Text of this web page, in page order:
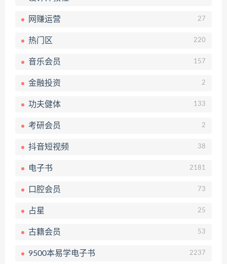
网赚运营 27
热门区 220
音乐会员 157
金融投资 2
功夫健体 133
考研会员 2
抖音短视频 38
电子书 2181
口腔会员 73
占星 25
古籍会员 53
9500本易学电子书 2237